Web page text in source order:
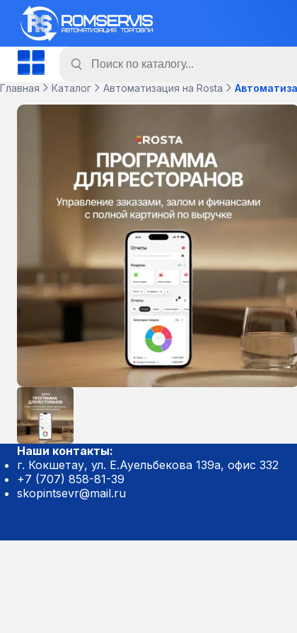
Главная Каталог Автоматизация на Rosta
Наши контакты:
г. Кокшетау, ул. Е.Ауельбекова 139а, офис 332
+7 (707) 858-81-39
skopintsevr@mail.ru